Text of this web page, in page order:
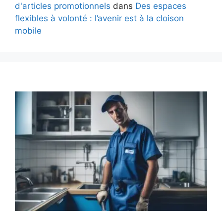
d'articles promotionnels dans Des espaces
flexibles à volonté : l’avenir est à la cloison
mobile